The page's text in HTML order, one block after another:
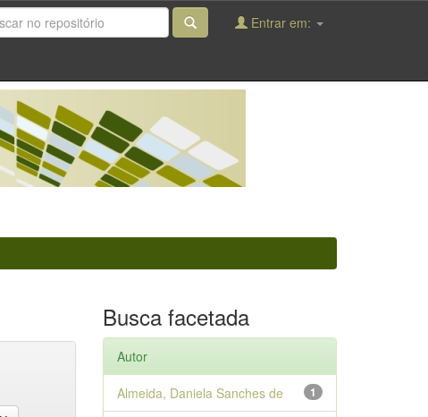
Entrar em:
Busca facetada
Autor
1
Almeida, Daniela Sanches de